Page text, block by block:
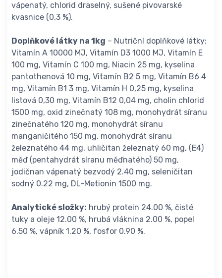
vápenatý, chlorid draselný, sušené pivovarské
kvasnice (0,3 %).
Doplňkové látky na 1kg – Nutriční doplňkové látky:
Vitamín A 10000 MJ, Vitamín D3 1000 MJ, Vitamín E
100 mg, Vitamín C 100 mg, Niacin 25 mg, kyselina
pantothenová 10 mg, Vitamín B2 5 mg, Vitamín B6 4
mg, Vitamín B1 3 mg, Vitamín H 0,25 mg, kyselina
listová 0,30 mg, Vitamín B12 0,04 mg, cholin chlorid
1500 mg, oxid zinečnatý 108 mg, monohydrát síranu
zinečnatého 120 mg, monohydrát síranu
manganičitého 150 mg, monohydrát síranu
železnatého 44 mg, uhličitan železnatý 60 mg, (E4)
měď (pentahydrát síranu měďnatého) 50 mg,
jodičnan vápenatý bezvodý 2.40 mg, seleničitan
sodný 0.22 mg, DL-Metionin 1500 mg.
Analytické složky: hrubý protein 24.00 %, čisté
tuky a oleje 12.00 %, hrubá vláknina 2.00 %, popel
6.50 %, vápník 1.20 %, fosfor 0.90 %.